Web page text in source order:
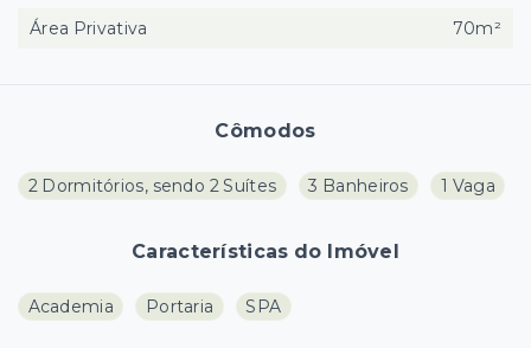
Cômodos
2 Dormitórios, sendo 2 Suítes 3 Banheiros 1 Vaga
Características do Imóvel
Academia Portaria SPA
Área Privativa
70m²